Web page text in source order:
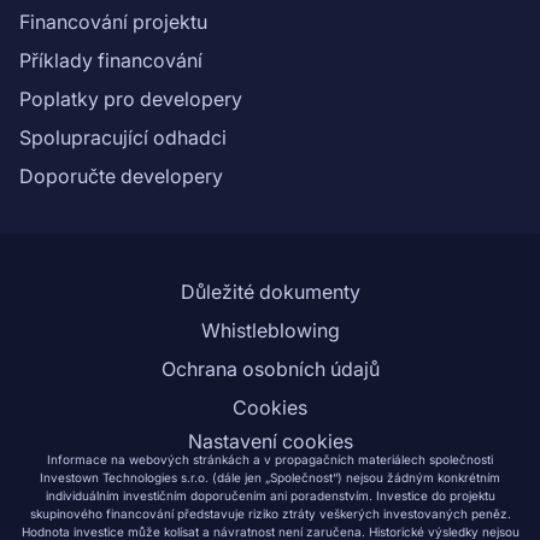
Financování projektu
Příklady financování
Poplatky pro developery
Spolupracující odhadci
Doporučte developery
Důležité dokumenty
Whistleblowing
Ochrana osobních údajů
Cookies
Nastavení cookies
Informace na webových stránkách a v propagačních materiálech společnosti
Investown Technologies s.r.o. (dále jen „Společnost“) nejsou žádným konkrétním
individuálním investičním doporučením ani poradenstvím. Investice do projektu
skupinového financování představuje riziko ztráty veškerých investovaných peněz.
Hodnota investice může kolísat a návratnost není zaručena. Historické výsledky nejsou